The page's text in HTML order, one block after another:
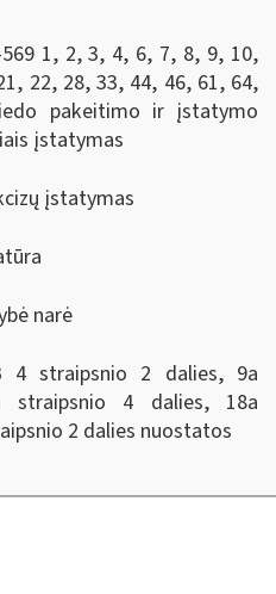
1, 2, 3, 4, 6, 7, 8, 9, 10,
22, 28, 33, 44, 46, 61, 64,
pakeitimo ir įstatymo
įstatymas
įstatymas
narė
4 straipsnio 2 dalies, 9a
straipsnio 4 dalies, 18a
2 dalies nuostatos